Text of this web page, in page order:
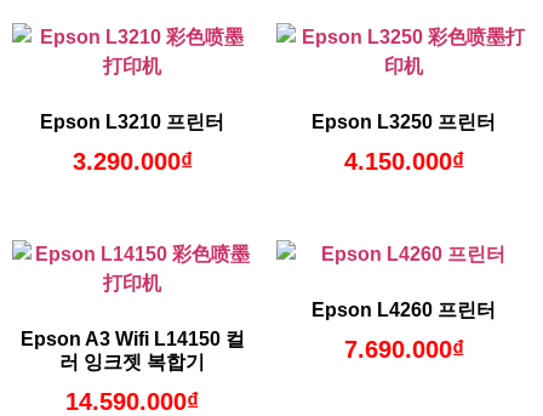
Epson L3210 프린터
3.290.000₫
Epson L3250 프린터
4.150.000₫
Epson A3 Wifi L14150 컬
러 잉크젯 복합기
14.590.000₫
Epson L4260 프린터
7.690.000₫